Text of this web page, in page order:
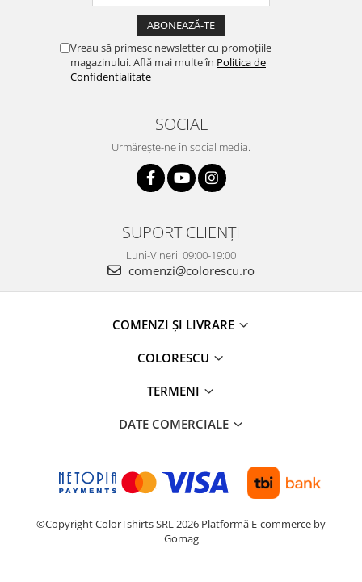
Vreau să primesc newsletter cu promoțiile
magazinului. Află mai multe în Politica de
Confidentialitate
SOCIAL
Urmărește-ne în social media.
SUPORT CLIENȚI
Luni-Vineri: 09:00-19:00
comenzi@colorescu.ro
COMENZI ȘI LIVRARE
COLORESCU
TERMENI
DATE COMERCIALE
©Copyright ColorTshirts SRL 2026 Platformă E-commerce by
Gomag